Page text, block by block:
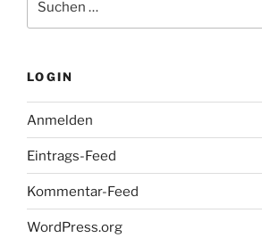
21.
&
23.00
1LIVE“
nach:
LOGIN
Anmelden
Eintrags-Feed
Kommentar-Feed
WordPress.org